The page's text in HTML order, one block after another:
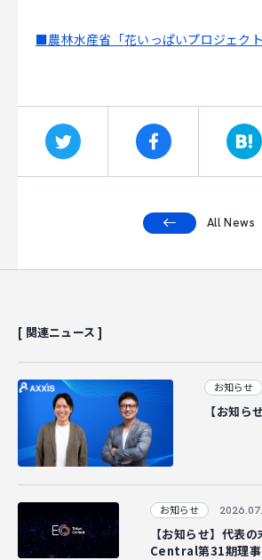
■農林水産省「花いっぱいプロジェクト
All News
[ 関連ニュース ]
お知らせ
【お知ら
お知らせ
【お知らせ】代表
Central第31期理事